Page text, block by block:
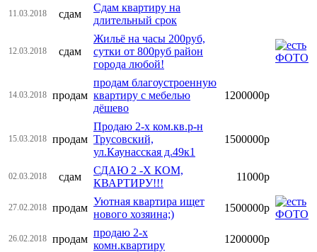
11.03.2018 сдам
Сдам квартиру на
длительный срок
12.03.2018 сдам
Жильё на часы 200руб,
сутки от 800руб район
города любой!
14.03.2018 продам
продам благоустроенную
квартиру с мебелью
дёшево
1200000р
15.03.2018 продам
Продаю 2-х ком.кв.р-н
Трусовский,
ул.Каунасская д.49к1
1500000р
02.03.2018 сдам
СДАЮ 2 -Х КОМ,
КВАРТИРУ!!!
11000р
27.02.2018 продам
Уютная квартира ищет
нового хозяина;)
1500000р
26.02.2018 продам
продаю 2-х
комн.квартиру
1200000р